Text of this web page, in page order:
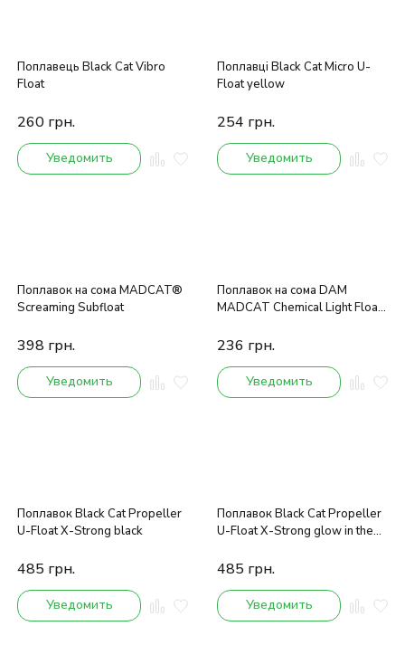
Поплавець Black Cat Vibro
Float
260 грн.
Уведомить
Поплавці Black Cat Micro U-
Float yellow
254 грн.
Уведомить
Поплавок на сома MADCAT®
Screaming Subfloat
398 грн.
Уведомить
Поплавок на сома DAM
MADCAT Chemical Light Float
236 грн.
Уведомить
Поплавок Black Cat Propeller
U-Float X-Strong black
485 грн.
Уведомить
Поплавок Black Cat Propeller
U-Float X-Strong glow in the
485 грн.
Уведомить